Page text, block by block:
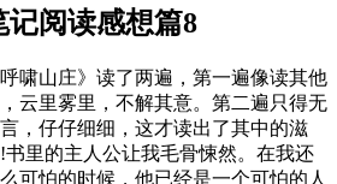
阅读感想篇8
啸山庄》读了两遍，第一遍像读其他
云里雾里，不解其意。第二遍只得无
，仔仔细细，这才读出了其中的滋
里的主人公让我毛骨悚然。在我还
可怕的时候，他已经是一个可怕的人